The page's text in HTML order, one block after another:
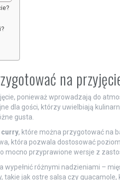
na
ponieważ wprowadzają do
dla gości, którzy uwielbiają
gusta.
curry, które można przygotować na
która pozwala dostosować
mocno przyprawione wersje z
wypełnić różnymi nadzieniami –
jak ostre salsa czy guacamole,